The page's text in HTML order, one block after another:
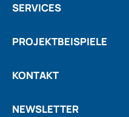
SERVICES
PROJEKTBEISPIELE
KONTAKT
NEWSLETTER